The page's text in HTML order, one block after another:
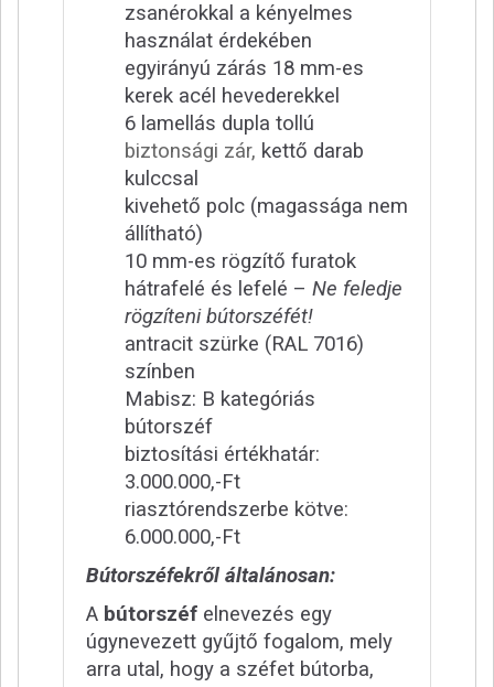
zsanérokkal a kényelmes
használat érdekében
egyirányú zárás 18 mm-es
kerek acél hevederekkel
6 lamellás dupla tollú
biztonsági zár, kettő darab
kulccsal
kivehető polc (magassága nem
állítható)
10 mm-es rögzítő furatok
hátrafelé és lefelé – Ne feledje
rögzíteni bútorszéfét!
antracit szürke (RAL 7016)
színben
Mabisz: B kategóriás
bútorszéf
biztosítási értékhatár:
3.000.000,-Ft
riasztórendszerbe kötve:
6.000.000,-Ft
Bútorszéfekről általánosan:
A bútorszéf elnevezés egy
úgynevezett gyűjtő fogalom, mely
arra utal, hogy a széfet bútorba,